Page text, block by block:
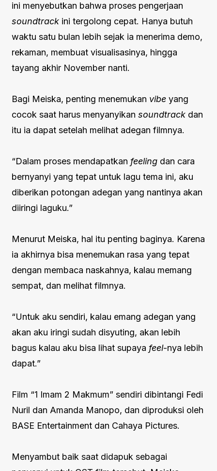
ini menyebutkan bahwa proses pengerjaan
soundtrack ini tergolong cepat. Hanya butuh
waktu satu bulan lebih sejak ia menerima demo,
rekaman, membuat visualisasinya, hingga
tayang akhir November nanti.
Bagi Meiska, penting menemukan vibe yang
cocok saat harus menyanyikan soundtrack dan
itu ia dapat setelah melihat adegan filmnya.
“Dalam proses mendapatkan feeling dan cara
bernyanyi yang tepat untuk lagu tema ini, aku
diberikan potongan adegan yang nantinya akan
diiringi laguku.”
Menurut Meiska, hal itu penting baginya. Karena
ia akhirnya bisa menemukan rasa yang tepat
dengan membaca naskahnya, kalau memang
sempat, dan melihat filmnya.
“Untuk aku sendiri, kalau emang adegan yang
akan aku iringi sudah disyuting, akan lebih
bagus kalau aku bisa lihat supaya feel-nya lebih
dapat.”
Film “1 Imam 2 Makmum” sendiri dibintangi Fedi
Nuril dan Amanda Manopo, dan diproduksi oleh
BASE Entertainment dan Cahaya Pictures.
Menyambut baik saat didapuk sebagai